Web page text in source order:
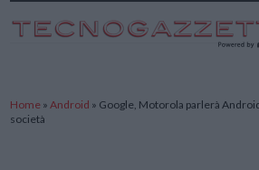
Home »Android » Google, Motorola parlerà
società